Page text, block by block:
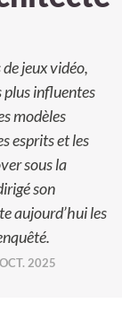
jeux vidéo,
plus influentes
modèles
esprits et les
sous la
son
aujourd’hui les
2025